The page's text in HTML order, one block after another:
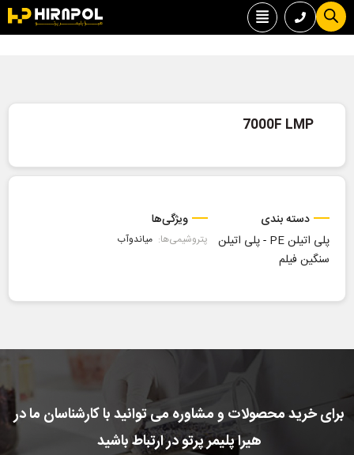
7000F LMP
دسته بندی
پلی اتیلن PE
-پلی اتیلن
سنگین فیلم
ویژگی‌ها
پتروشیمی‌ها: میاندوآب
برای خرید محصولات و مشاوره می توانید با کارشناسان ما در
هیرا پلیمر پرتو در ارتباط باشید